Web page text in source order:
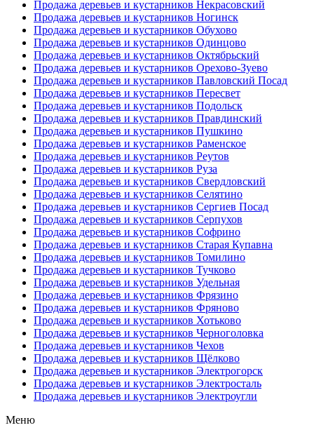
Продажа деревьев и кустарников Некрасовский
Продажа деревьев и кустарников Ногинск
Продажа деревьев и кустарников Обухово
Продажа деревьев и кустарников Одинцово
Продажа деревьев и кустарников Октябрьский
Продажа деревьев и кустарников Орехово-Зуево
Продажа деревьев и кустарников Павловский Посад
Продажа деревьев и кустарников Пересвет
Продажа деревьев и кустарников Подольск
Продажа деревьев и кустарников Правдинский
Продажа деревьев и кустарников Пушкино
Продажа деревьев и кустарников Раменское
Продажа деревьев и кустарников Реутов
Продажа деревьев и кустарников Руза
Продажа деревьев и кустарников Свердловский
Продажа деревьев и кустарников Селятино
Продажа деревьев и кустарников Сергиев Посад
Продажа деревьев и кустарников Серпухов
Продажа деревьев и кустарников Софрино
Продажа деревьев и кустарников Старая Купавна
Продажа деревьев и кустарников Томилино
Продажа деревьев и кустарников Тучково
Продажа деревьев и кустарников Удельная
Продажа деревьев и кустарников Фрязино
Продажа деревьев и кустарников Фряново
Продажа деревьев и кустарников Хотьково
Продажа деревьев и кустарников Черноголовка
Продажа деревьев и кустарников Чехов
Продажа деревьев и кустарников Щёлково
Продажа деревьев и кустарников Электрогорск
Продажа деревьев и кустарников Электросталь
Продажа деревьев и кустарников Электроугли
Меню